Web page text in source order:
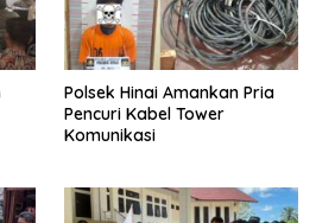
Polsek Hinai Amankan Pria
Pencuri Kabel Tower
Komunikasi